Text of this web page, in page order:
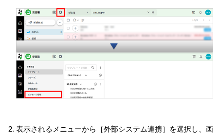
表示されるメニューから［外部システム連携］を選択し、画